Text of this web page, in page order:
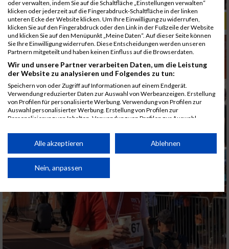
ALBUM B2RUN MÜNCHEN, B2RUN / 16.07.2019
oder verwalten, indem Sie auf die Schaltfläche „Einstellungen verwalten“
klicken oder jederzeit auf die Fingerabdruck-Schaltfläche in der linken
unteren Ecke der Website klicken. Um Ihre Einwilligung zu widerrufen,
klicken Sie auf den Fingerabdruck oder den Link in der Fußzeile der Website
und klicken Sie auf den Menüpunkt „Meine Daten“. Auf dieser Seite können
Sie Ihre Einwilligung widerrufen. Diese Entscheidungen werden unseren
Partnern mitgeteilt und haben keinen Einfluss auf die Browserdaten.
Wir und unsere Partner verarbeiten Daten, um die Leistung
der Website zu analysieren und Folgendes zu tun:
Speichern von oder Zugriff auf Informationen auf einem Endgerät.
Verwendung reduzierter Daten zur Auswahl von Werbeanzeigen. Erstellung
von Profilen für personalisierte Werbung. Verwendung von Profilen zur
Auswahl personalisierter Werbung. Erstellung von Profilen zur
Personalisierung von Inhalten. Verwendung von Profilen zur Auswahl
Performance von Inhalten. Analyse von Zielgruppen durch Statistiken oder
Kombinationen von Daten aus verschiedenen Quellen. Entwicklung und
von Inhalten.
Daten können außerhalb der Europäischen Union weitergegeben und in die
Website/App.
Partnerliste anzeigen (1 IAB-Anbieter)
Wir nutzen Ihre Daten für folgende Zwecke:
IAB-Verarbeitungszwecke:
Alle akzeptieren Ablehnen
Nein, anpassen